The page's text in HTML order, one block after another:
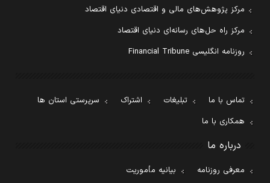
مرکز پژوهش‌های مالی و اقتصادی دنیای اقتصاد
مرکز راه حل‌های رسانه‌ای دنیای اقتصاد
روزنامه انگلیسی Financial Tribune
تماس با ما تبلیغات اشتراک
سرپرستی استان ها
همکاری با ما
درباره ما
معرفی روزنامه بیانیه مأموریت